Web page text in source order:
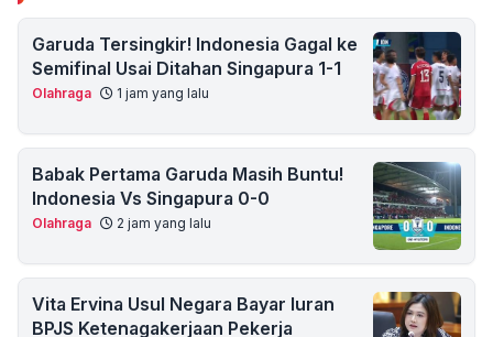
Garuda Tersingkir! Indonesia Gagal ke
Semifinal Usai Ditahan Singapura 1-1
Olahraga 1 jam yang lalu
Babak Pertama Garuda Masih Buntu!
Indonesia Vs Singapura 0-0
Olahraga 2 jam yang lalu
Vita Ervina Usul Negara Bayar Iuran
BPJS Ketenagakerjaan Pekerja